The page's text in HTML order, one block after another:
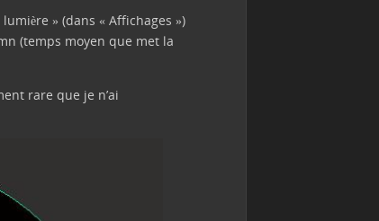
» (dans « Affichages »)
(temps moyen que met la
rare que je n’ai